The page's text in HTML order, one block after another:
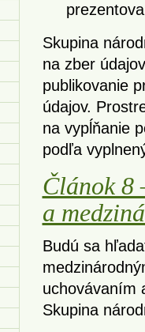
Skupina
na zber
publikovanie
údajov.
na vypĺňanie
podľa
Článok 8
a
Budú sa
uchovávaním
Skupina